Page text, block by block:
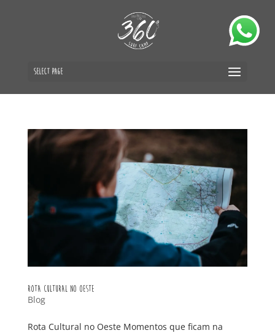
Select Page
Rota Cultural no Oeste
Blog
Rota Cultural no Oeste Momentos que ficam na